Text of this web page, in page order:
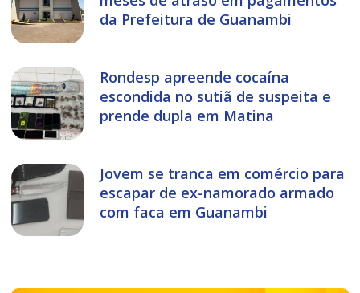
da Prefeitura de Guanambi
Rondesp apreende cocaína
escondida no sutiã de suspeita e
prende dupla em Matina
Jovem se tranca em comércio para
escapar de ex-namorado armado
com faca em Guanambi